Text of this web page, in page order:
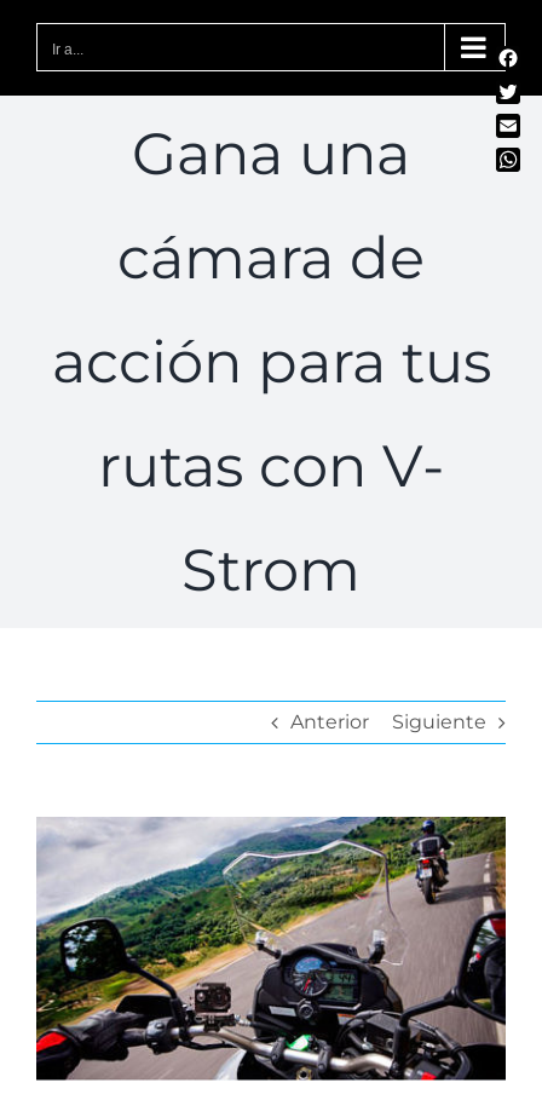
Ir a...
Gana una
cámara de
acción para tus
rutas con V-
Strom
Anterior Siguiente
Ver
más
grande